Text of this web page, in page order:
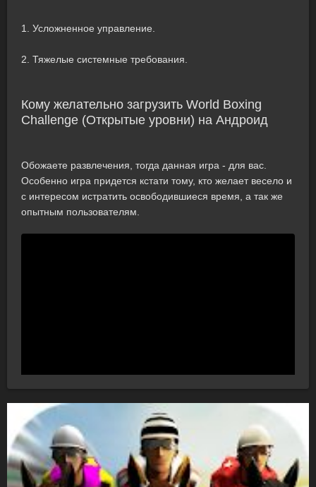
1. Усложненное управление.
2. Тяжелые системные требования.
Кому желательно загрузить World Boxing
Challenge (Открытые уровни) на Андроид
Обожаете развлечения, тогда данная игра - для вас.
Особенно игра придется кстати тому, кто желает весело и
с интересом истратить освободившиеся время, а так же
опытным пользователям.